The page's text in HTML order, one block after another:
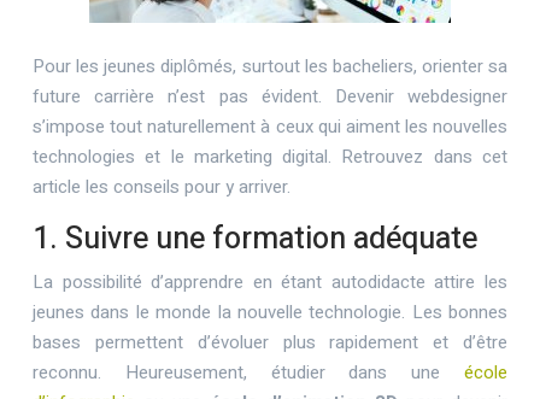
Pour les jeunes diplômés, surtout les bacheliers, orienter sa
future carrière n’est pas évident. Devenir webdesigner
s’impose tout naturellement à ceux qui aiment les nouvelles
technologies et le marketing digital. Retrouvez dans cet
article les conseils pour y arriver.
1. Suivre une formation adéquate
La possibilité d’apprendre en étant autodidacte attire les
jeunes dans le monde la nouvelle technologie. Les bonnes
bases permettent d’évoluer plus rapidement et d’être
reconnu. Heureusement, étudier dans une école